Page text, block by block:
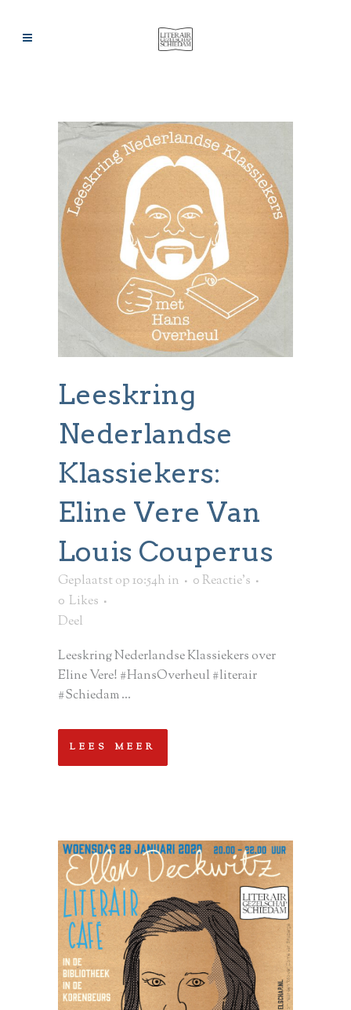
Leeskring
Nederlandse
Klassiekers:
Eline Vere Van
Louis Couperus
Geplaatst op 10:54h in
0 Reactie's
0 Likes
Deel
Leeskring Nederlandse Klassiekers over
Eline Vere! #HansOverheul #literair
#Schiedam ...
LEES MEER